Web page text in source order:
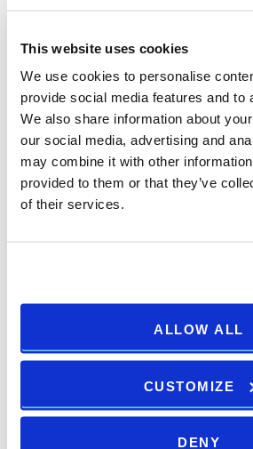
This website uses cookies
We use cookies to personalise
provide social media features and to
We also share information about
our social media, advertising and
may combine it with other
provided to them or that they’ve
of their services.
ALLOW ALL
CUSTOMIZE
DENY
ed un ulteriore sconto del 5%.
La garanzia del miglior prezzo on-line è
prezzi pubblicati. La garanzia del miglior
applicabile sulle tariffe per gruppi, tariffe
congressi, prezzi che fanno parte di
includono altri servizi, come qualsiasi
inaccessibile al pubblico. Come
Il nostro centro prenotazioni valuterà se il
termini e le condizioni del "Miglior
tal caso vi confermeremo il prezzo più
mail a info@arenahotels.com
Perché Arena Hotels?